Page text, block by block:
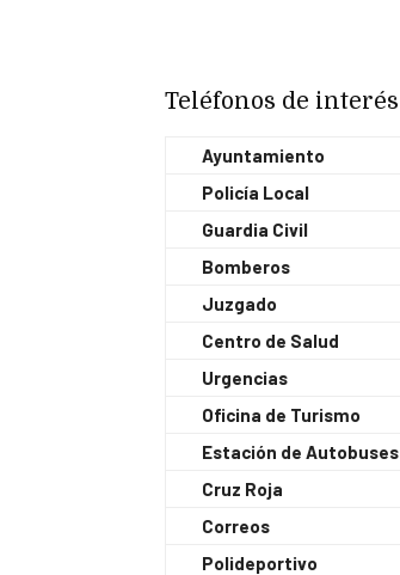
Teléfonos de interés
Ayuntamiento
Policía Local
Guardia Civil
Bomberos
Juzgado
Centro de Salud
Urgencias
Oficina de Turismo
Estación de Autobuses
Cruz Roja
Correos
Polideportivo